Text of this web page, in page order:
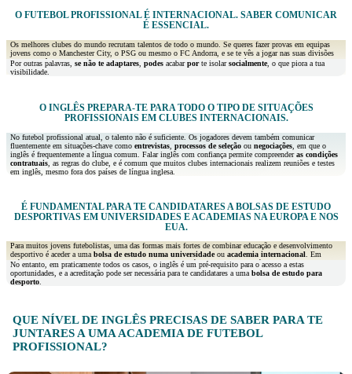
O FUTEBOL PROFISSIONAL É INTERNACIONAL. SABER COMUNICAR
É ESSENCIAL.
Os melhores clubes do mundo recrutam talentos de todo o mundo. Se queres fazer provas em equipas
jovens como o Manchester City, o PSG ou mesmo o FC Andorra, e se te vês a jogar nas suas divisões
jovens,terás de comunicarcom treinadores, colegas de equipa, pessoal técnico e outros no estrangeiro.
A língua mais popular para isso é o
inglês .
Por outras palavras, se não te adaptares podes acabarporte isolarsocialmente, o que piora a tua
visibilidade.
O INGLÊS PREPARA-TE PARA TODO O TIPO DE SITUAÇÕES
PROFISSIONAIS EM CLUBES INTERNACIONAIS.
No futebol profissional atual, o talento não é suficiente. Os jogadores devem também comunicar
fluentemente em situações-chave como entrevistas processos de seleção ou negociações , em que o
inglês é frequentemente a língua comum. Falar inglês com confiança permite compreenderas condições
contratuais , as regras do clube, e é comum que muitos clubes internacionais realizem reuniões e testes
em inglês, mesmo fora dos países de língua inglesa.
É FUNDAMENTAL PARA TE CANDIDATARES A BOLSAS DE ESTUDO
DESPORTIVAS EM UNIVERSIDADES E ACADEMIAS NA EUROPA E NOS
EUA.
Para muitos jovens futebolistas, uma das formas mais fortes de combinar educação e desenvolvimento
desportivo é aceder a umabolsa de estudo numa universidadeou academia internacional. Em
países como os Estados Unidos, o Reino Unido, o Canadá, a Alemanha, os Países Baixos ou a Irlanda,
existem programas que oferecem apoio financeiro a atletas talentosos.
No entanto, em praticamente todos os casos, o inglês é um pré-requisito para o acesso a estas
oportunidades, e a acreditação pode ser necessária para te candidatares a umabolsa de estudo para
desporto.
QUE NÍVEL DE INGLÊS PRECISAS DE SABER PARA TE
JUNTARES A UMA ACADEMIA DE FUTEBOL
PROFISSIONAL?